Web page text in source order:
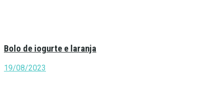
Bolo de iogurte e laranja
19/08/2023